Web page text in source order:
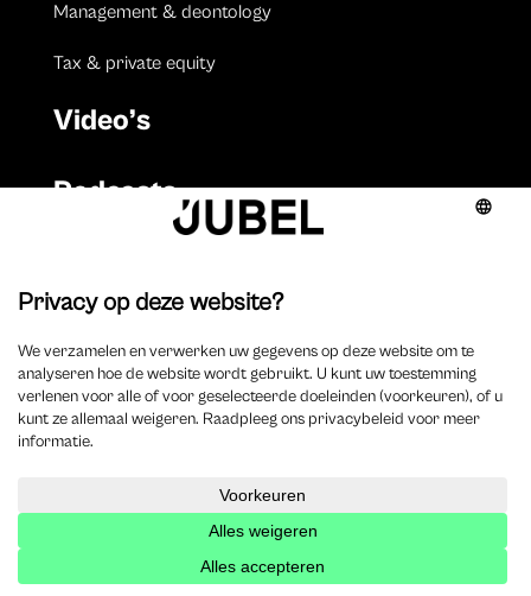
Management & deontology
Tax & private equity
Video’s
Podcasts
Samenwerken
Auteur worden
Adverteren
Events organiseren